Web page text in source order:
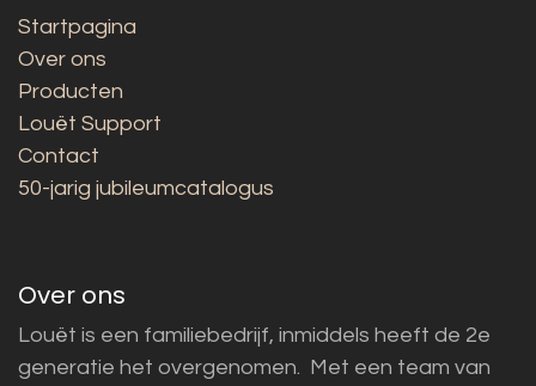
Startpagina
Over ons
Producten
Louët Support
Contact
50-jarig jubileumcatalogus
Over ons
Louët is een familiebedrijf, inmiddels heeft de 2e
generatie het overgenomen. Met een team van